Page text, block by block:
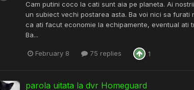
Cam putini coco la cati sunt aia pe planeta. Ai
un subiect vechi postarea asta. Ba voi nici sa furati
ca ati facut economie la echipamente, eventual ati
Ba...
February 8 75 replies 1
parola uitata la dvr Homeguard